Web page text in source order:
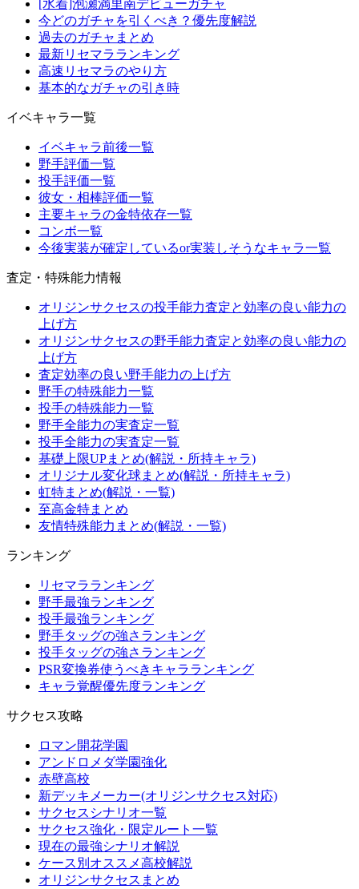
[水着]泡瀬満里南デビューガチャ
今どのガチャを引くべき？優先度解説
過去のガチャまとめ
最新リセマラランキング
高速リセマラのやり方
基本的なガチャの引き時
イベキャラ一覧
イベキャラ前後一覧
野手評価一覧
投手評価一覧
彼女・相棒評価一覧
主要キャラの金特依存一覧
コンボ一覧
今後実装が確定しているor実装しそうなキャラ一覧
査定・特殊能力情報
オリジンサクセスの投手能力査定と効率の良い能力の
上げ方
オリジンサクセスの野手能力査定と効率の良い能力の
上げ方
査定効率の良い野手能力の上げ方
野手の特殊能力一覧
投手の特殊能力一覧
野手全能力の実査定一覧
投手全能力の実査定一覧
基礎上限UPまとめ(解説・所持キャラ)
オリジナル変化球まとめ(解説・所持キャラ)
虹特まとめ(解説・一覧)
至高金特まとめ
友情特殊能力まとめ(解説・一覧)
ランキング
リセマラランキング
野手最強ランキング
投手最強ランキング
野手タッグの強さランキング
投手タッグの強さランキング
PSR変換券使うべきキャラランキング
キャラ覚醒優先度ランキング
サクセス攻略
ロマン開花学園
アンドロメダ学園強化
赤壁高校
新デッキメーカー(オリジンサクセス対応)
サクセスシナリオ一覧
サクセス強化・限定ルート一覧
現在の最強シナリオ解説
ケース別オススメ高校解説
オリジンサクセスまとめ